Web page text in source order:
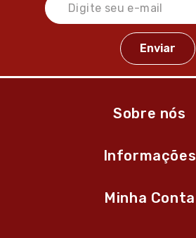
Sobre nós
Informações
Minha Conta